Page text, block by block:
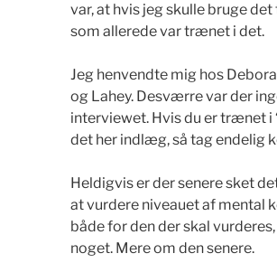
var, at hvis jeg skulle bruge
som allerede var trænet i det.
Jeg henvendte mig hos
og Lahey. Desværre var der
interviewet. Hvis du er trænet
det her indlæg, så tag endelig
Heldigvis er der senere sket
at vurdere niveauet af mental
både for den der skal
noget. Mere om den senere.